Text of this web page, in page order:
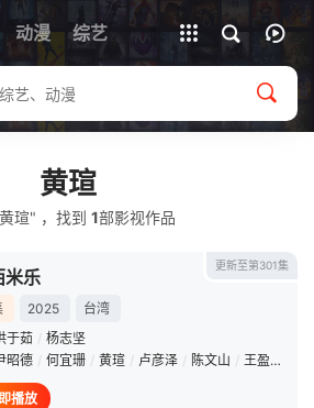
动漫 综艺
全部影片
黄瑄
瑄" ，找到 1部影视作品
更新至第301集
米乐
2025
台湾
于茹 / 杨志坚
昭德 / 何宜珊 / 黄瑄 / 卢彦泽 / 陈文山 / 王盈凯
播放